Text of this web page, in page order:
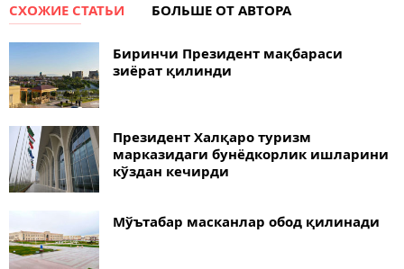
СХОЖИЕ СТАТЬИ БОЛЬШЕ ОТ АВТОРА
Биринчи Президент мақбараси
зиёрат қилинди
Президент Халқаро туризм
марказидаги бунёдкорлик ишларини
кўздан кечирди
Мўътабар масканлар обод қилинади